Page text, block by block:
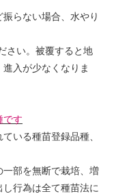
らない場合、水やり
さい。被覆すると地
入が少なくなりま
です
いる種苗登録品種、
部を無断で栽培、増
行為は全て種苗法に